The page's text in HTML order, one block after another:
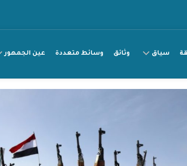
سياق وثائق وسائط متعددة عين الجمهور
راقب
انتهاك